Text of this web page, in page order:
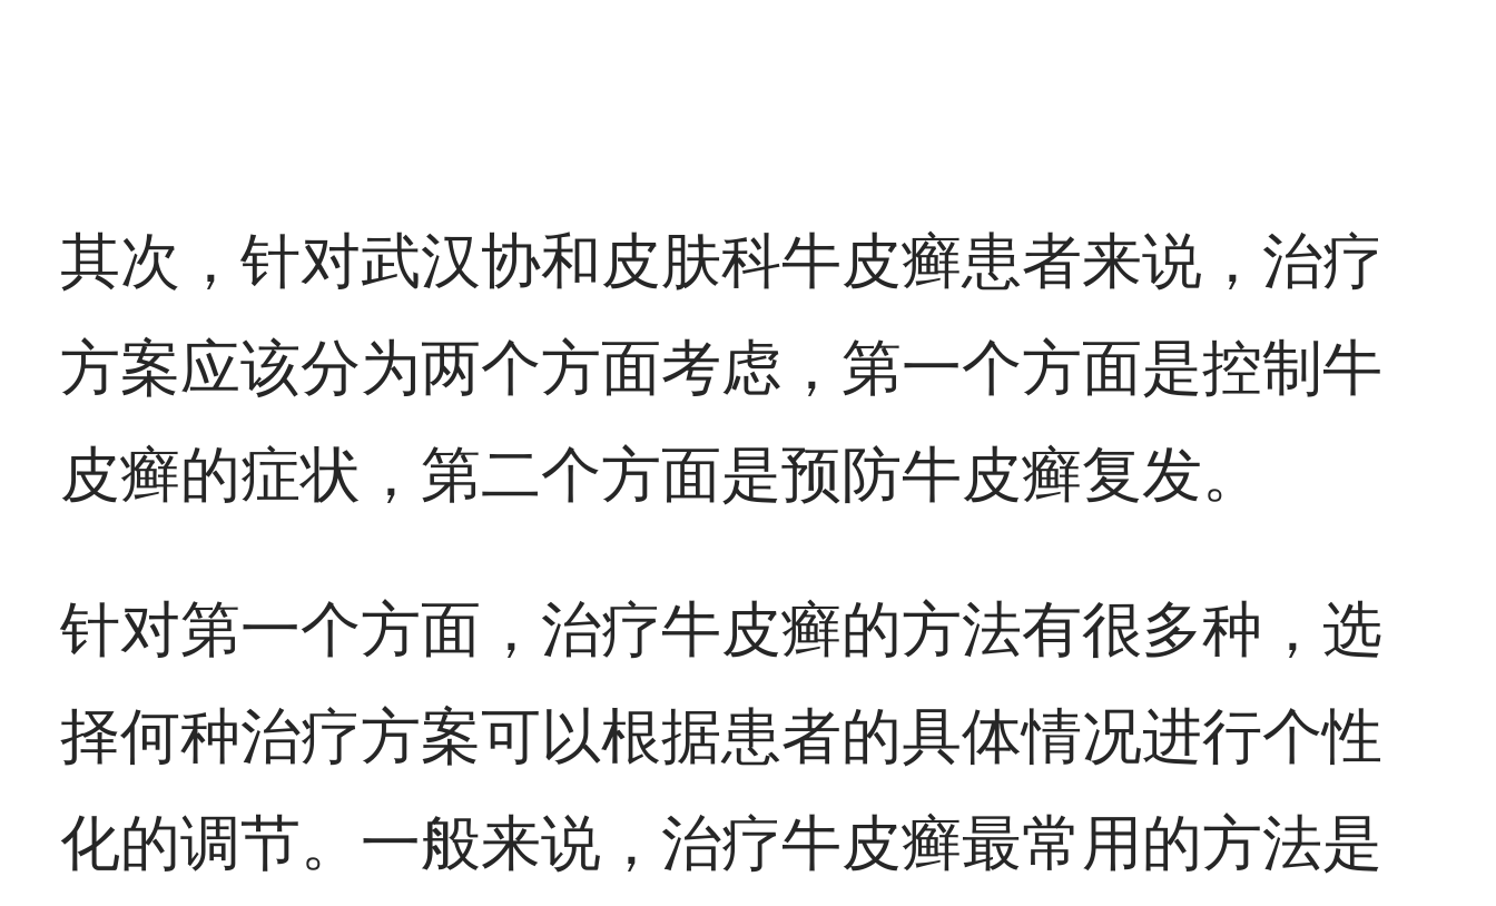
其次，针对武汉协和皮肤科牛皮癣患者来说，治疗
方案应该分为两个方面考虑，第一个方面是控制牛
皮癣的症状，第二个方面是预防牛皮癣复发。
针对第一个方面，治疗牛皮癣的方法有很多种，选
择何种治疗方案可以根据患者的具体情况进行个性
化的调节。一般来说，治疗牛皮癣最常用的方法是